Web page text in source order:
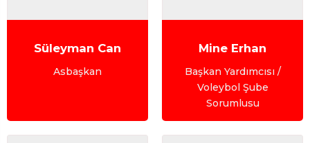
Süleyman Can
Asbaşkan
Mine Erhan
Başkan Yardımcısı /
Voleybol Şube
Sorumlusu